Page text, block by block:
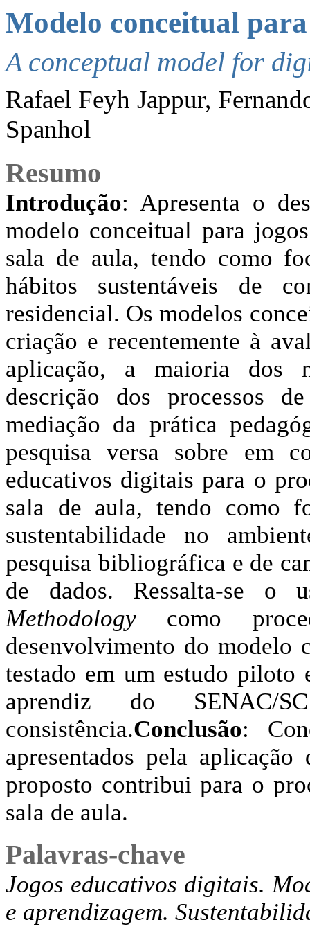
Modelo conceitual
A conceptual model for
Rafael Feyh Jappur,
Spanhol
Resumo
Introdução: Apresenta o
modelo conceitual para
sala de aula, tendo como
hábitos sustentáveis de
residencial. Os modelos
criação e recentemente à
aplicação, a maioria dos
descrição dos processos
mediação da prática
pesquisa versa sobre em
educativos digitais para o
sala de aula, tendo como
sustentabilidade no
pesquisa bibliográfica e de
de dados. Ressalta-se
Methodology como
desenvolvimento do modelo
testado em um estudo piloto
aprendiz do SENAC/
consistência.Conclusão:
apresentados pela
proposto contribui para o
sala de aula.
Palavras-chave
Jogos educativos digitais.
e aprendizagem.